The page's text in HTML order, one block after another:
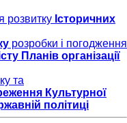
розвитку Історичних
розробки і погодження
Планів організації
та
Культурної
політиці